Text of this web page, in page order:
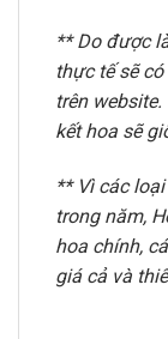
** Do được
thực tế sẽ
trên
kết hoa sẽ
** Vì các
trong năm,
hoa chính,
giá cả và